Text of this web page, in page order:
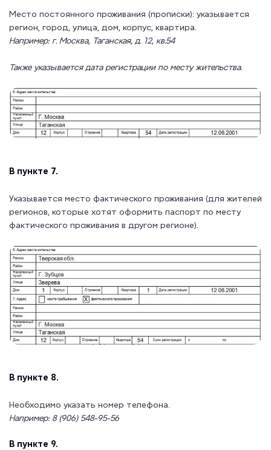
Место постоянного проживания (прописки): указывается
регион, город, улица, дом, корпус, квартира.
Например: г. Москва, Таганская, д. 12, кв.54
Также указывается дата регистрации по месту жительства.
В пункте 7.
Указывается место фактического проживания (для жителей
регионов, которые хотят оформить паспорт по месту
фактического проживания в другом регионе).
В пункте 8.
Необходимо указать номер телефона.
Например: 8 (906) 548-95-56
В пункте 9.